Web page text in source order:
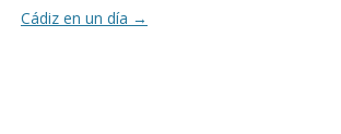
Cádiz en un día →